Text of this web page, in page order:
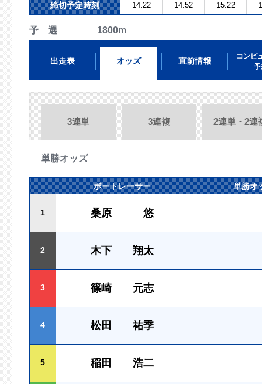
締切予定時刻 14:22 14:52 15:22
予 選 1800m
出走表 オッズ 直前情報
コンピ
予
3連単 3連複 2連単・2連
単勝オッズ
ボートレーサー 単勝オ
1 桑原 悠
2 木下 翔太
3 篠崎 元志
4 松田 祐季
5 稲田 浩二